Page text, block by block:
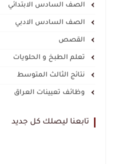
الصف السادس الابتدائي
الصف السادس الادبي
القصص
تعلم الطبخ و الحلويات
نتائج الثالث المتوسط
وظائف تعيينات العراق
تابعنا ليصلك كل جديد